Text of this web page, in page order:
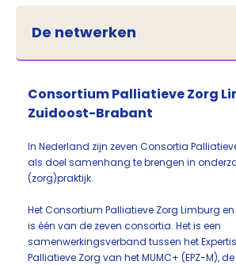
De netwerken
Consortium Palliatieve Zorg
Zuidoost-Brabant
In Nederland zijn zeven Consortia
als doel samenhang te brengen in
(zorg)praktijk.
Het Consortium Palliatieve Zorg Limburg
is één van de zeven consortia. Het is een
samenwerkingsverband tussen het
Palliatieve Zorg van het MUMC+ (EPZ-M),